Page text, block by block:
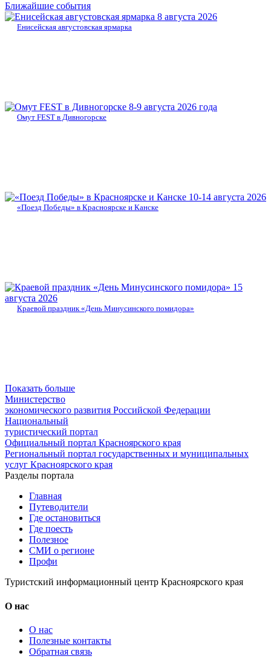
Ближайшие события
8 августа 2026
Енисейская августовская ярмарка
8-9 августа 2026 года
Омут FEST в Дивногорске
10-14 августа 2026
«Поезд Победы» в Красноярске и Канске
15
августа 2026
Краевой праздник «День Минусинского помидора»
Показать больше
Министерство
экономического развития Российской Федерации
Национальный
туристический портал
Официальный портал Красноярского края
Региональный портал государственных и муниципальных
услуг Красноярского края
Разделы портала
Главная
Путеводители
Где остановиться
Где поесть
Полезное
СМИ о регионе
Профи
Туристский информационный центр Красноярского края
О нас
О нас
Полезные контакты
Обратная связь